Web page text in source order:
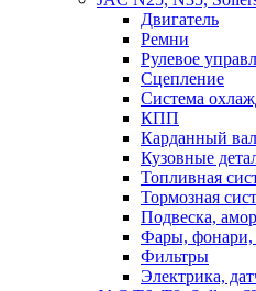
Двигатель
Ремни
Рулевое
Сцепление
Система
КПП
Карданный
Кузовные
Топливная
Тормозная
Подвеска,
Фары, фонари,
Фильтры
Электрика,